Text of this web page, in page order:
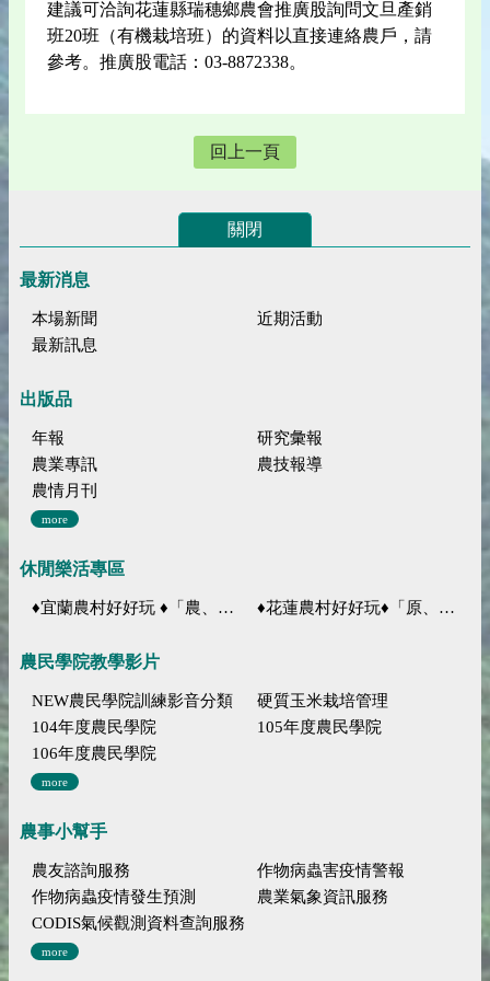
建議可洽詢花蓮縣瑞穗鄉農會推廣股詢問文旦產銷
班20班（有機栽培班）的資料以直接連絡農戶，請
參考。推廣股電話：03-8872338。
回上一頁
關閉
最新消息
本場新聞
近期活動
最新訊息
出版品
年報
研究彙報
農業專訊
農技報導
農情月刊
more
休閒樂活專區
♦宜蘭農村好好玩 ♦「農、藝、山、水」四條遊程推薦 ♦花蓮農村好好玩♦「原、生、慢、活」四條遊程推薦
農民學院教學影片
NEW農民學院訓練影音分類
硬質玉米栽培管理
104年度農民學院
105年度農民學院
106年度農民學院
more
農事小幫手
農友諮詢服務
作物病蟲害疫情警報
作物病蟲疫情發生預測
農業氣象資訊服務
CODIS氣候觀測資料查詢服務
more